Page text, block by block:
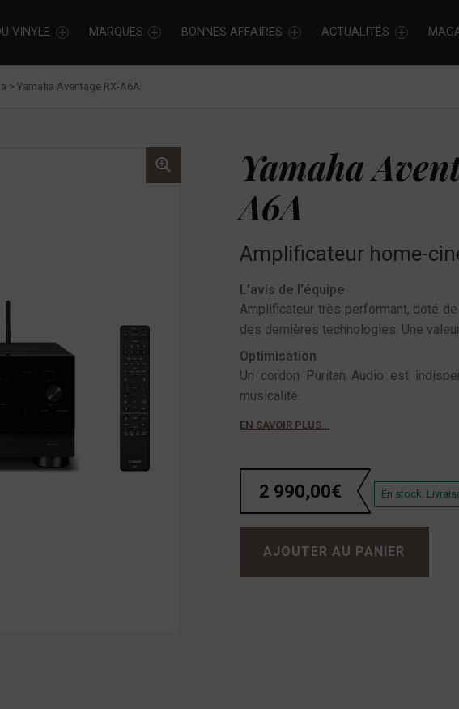
VINYLE MARQUES BONNES AFFAIRES ACTUALITÉS
> Yamaha Aventage RX-A6A
Yamaha
A6A
Amplificateur home-
L'avis de l'équipe
Amplificateur très performant, doté
des dernières technologies. Une
Optimisation
Un cordon Puritan Audio est
musicalité.
EN SAVOIR PLUS…
2 990,00€ En stock.
quantité de Yamaha Aventage RX-A6A
AJOUTER AU PANIER